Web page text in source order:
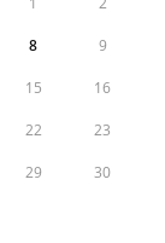
8 9
15 16
22 23
29 30